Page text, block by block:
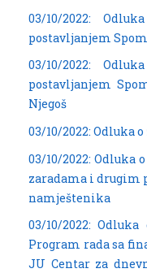
03/10/2022:
postavljanjem
03/10/2022:
postavljanjem
Njegoš
03/10/2022:
03/10/2022: Odluka
zaradama i
namještenika
03/10/2022:
Program rada sa
JU Centar za